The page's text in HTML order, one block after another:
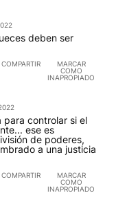
deben ser
COMPARTIR
MARCAR
COMO
INAPROPIADO
para controlar si el
ese es
de poderes,
a una justicia
COMPARTIR
MARCAR
COMO
INAPROPIADO